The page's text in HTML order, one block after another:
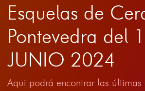
Esquelas de
Pontevedra del
JUNIO 2024
Aqui podrá encontrar las últimas